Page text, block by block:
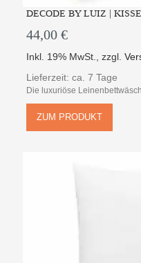
DECODE BY LUIZ |
44,00 €
Inkl. 19% MwSt. ,zzgl.
Lieferzeit: ca. 7 Tage
Die luxuriöse
ZUM PRODUKT